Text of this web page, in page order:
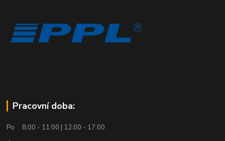
Pracovní doba:
Po 8:00 - 11:00 | 12:00 - 17:00